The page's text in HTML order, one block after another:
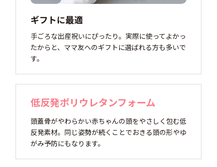
ギフトに最適
手ごろな出産祝いにぴったり。実際に使ってよかっ
たからと、ママ友へのギフトに選ばれる方も多いで
す。
低反発ポリウレタンフォーム
頭蓋骨がやわらかい赤ちゃんの頭をやさしく包む低
反発素材。同じ姿勢が続くことでおきる頭の形やゆ
がみ予防にもなります。